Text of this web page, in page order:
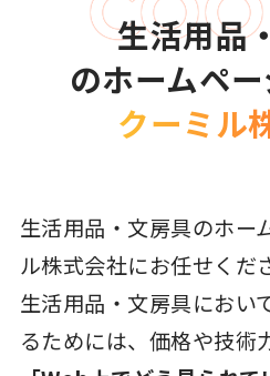
生活用品
のホームペ
クーミル
生活用品・文房具のホー
ル株式会社にお任せくだ
生活用品・文房具におい
るためには、価格や技術